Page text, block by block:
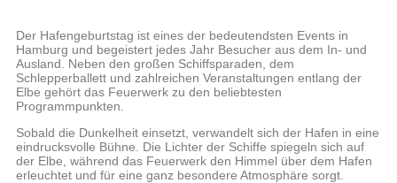
Der Hafengeburtstag ist eines der bedeutendsten Events in
Hamburg und begeistert jedes Jahr Besucher aus dem In- und
Ausland. Neben den großen Schiffsparaden, dem
Schlepperballett und zahlreichen Veranstaltungen entlang der
Elbe gehört das Feuerwerk zu den beliebtesten
Programmpunkten.
Sobald die Dunkelheit einsetzt, verwandelt sich der Hafen in eine
eindrucksvolle Bühne. Die Lichter der Schiffe spiegeln sich auf
der Elbe, während das Feuerwerk den Himmel über dem Hafen
erleuchtet und für eine ganz besondere Atmosphäre sorgt.